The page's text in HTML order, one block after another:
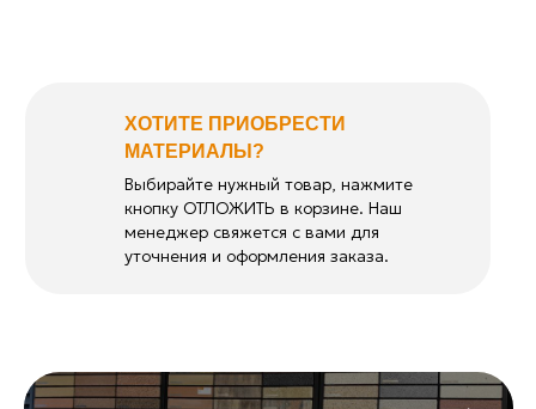
Выбирайте нужный товар, нажмите
кнопку ОТЛОЖИТЬ в корзине. Наш
менеджер свяжется с вами для
уточнения и оформления заказа.
ХОТИТЕ ПРИОБРЕСТИ
МАТЕРИАЛЫ?